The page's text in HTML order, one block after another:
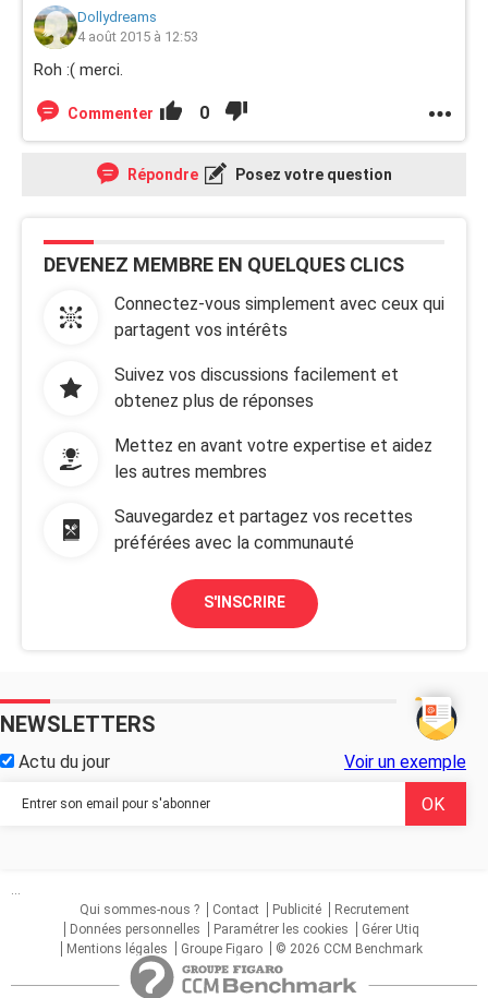
Dollydreams
4 août 2015 à 12:53
Roh :( merci.
Commenter 0
Répondre Posez votre question
DEVENEZ MEMBRE EN QUELQUES CLICS
Connectez-vous simplement avec ceux qui
partagent vos intérêts
Suivez vos discussions facilement et
obtenez plus de réponses
Mettez en avant votre expertise et aidez
les autres membres
Sauvegardez et partagez vos recettes
préférées avec la communauté
S'INSCRIRE
NEWSLETTERS
Actu du jour Voir un exemple
...
Qui sommes-nous ?
Contact Publicité
Recrutement
Données personnelles
Paramétrer les cookies
Gérer Utiq
Mentions légales
Groupe Figaro © 2026 CCM Benchmark